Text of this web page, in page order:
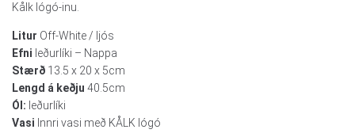
Kålk lógó-inu.
Litur Off-White / ljós
Efni leðurlíki – Nappa
Stærð 13.5 x 20 x 5cm
Lengd á keðju 40.5cm
Ól: leðurlíki
Vasi Innri vasi með KÅLK lógó